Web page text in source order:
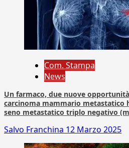
Com. Stampa
News
Un farmaco, due nuove
carcinoma mammario metastatico
seno metastatico triplo negativo
Salvo Franchina 12 Marzo 2025